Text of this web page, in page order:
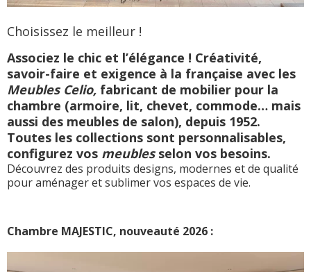
Choisissez le meilleur !
Associez le chic et l’élégance ! Créativité,
savoir-faire et exigence à la française avec les
Meubles Celio, fabricant de mobilier pour la
chambre (armoire, lit, chevet, commode… mais
aussi des meubles de salon), depuis 1952.
Toutes les collections sont personnalisables,
configurez vos meublesselon vos besoins.
Découvrez des produits designs, modernes et de qualité
pour aménager et sublimer vos espaces de vie.
Chambre MAJESTIC, nouveauté 2026 :